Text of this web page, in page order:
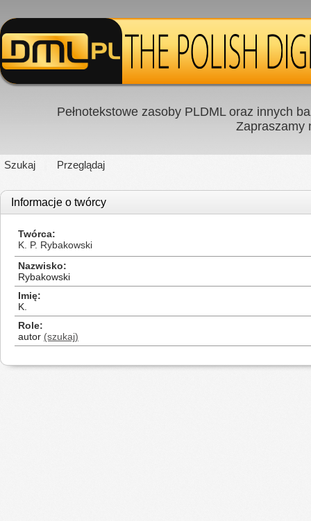
Pełnotekstowe zasoby PLDML oraz innych
Zapraszamy
Szukaj Przeglądaj
Informacje o twórcy
Twórca
K. P. Rybakowski
Nazwisko
Rybakowski
Imię
K.
Role
autor (szukaj)